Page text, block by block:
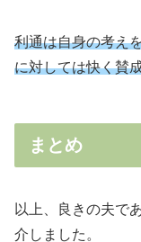
利通は自身の考え
に対しては快く賛
まとめ
以上、良きの夫で
介しました。